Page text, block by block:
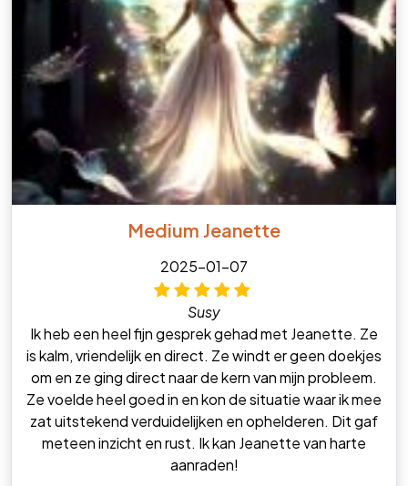
Medium Jeanette
2025-01-07
Susy
Ik heb een heel fijn gesprek gehad met Jeanette. Ze
is kalm, vriendelijk en direct. Ze windt er geen doekjes
om en ze ging direct naar de kern van mijn probleem.
Ze voelde heel goed in en kon de situatie waar ik mee
zat uitstekend verduidelijken en ophelderen. Dit gaf
meteen inzicht en rust. Ik kan Jeanette van harte
aanraden!